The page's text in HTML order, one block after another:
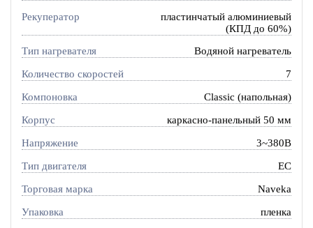
Рекуператор
пластинчатый алюминиевый
(КПД до 60%)
Тип нагревателя Водяной нагреватель
Количество скоростей 7
Компоновка Classic (напольная)
Корпус каркасно-панельный 50 мм
Напряжение 3~380В
Тип двигателя EC
Торговая марка Naveka
Упаковка пленка